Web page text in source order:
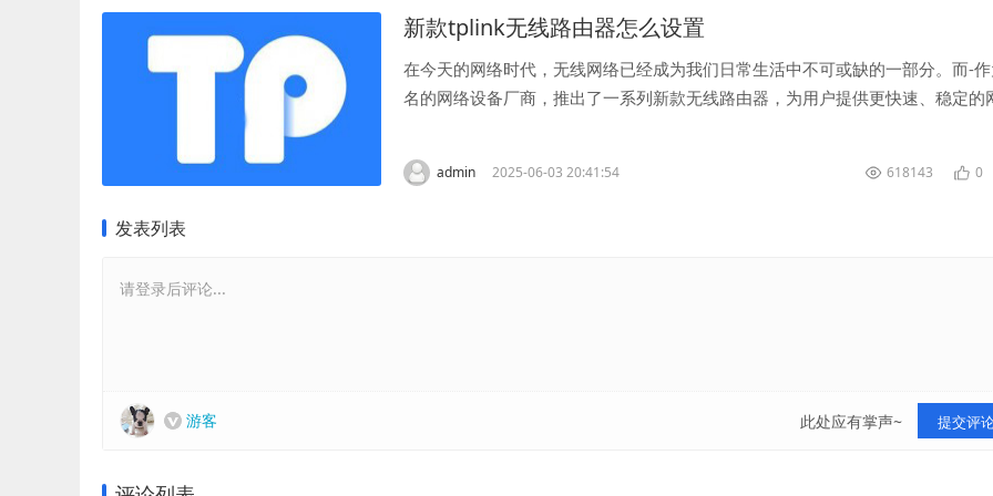
新款tplink无线路由器怎么设置
在今天的网络时代，无线网络已经成为我们日常生活中不可或缺的一部分。而-
名的网络设备厂商，推出了一系列新款无线路由器，为用户提供更快速、稳定的
admin 2025-06-03 20:41:54 618143 0
发表列表
请登录后评论...
游客 此处应有掌声~ 提交评